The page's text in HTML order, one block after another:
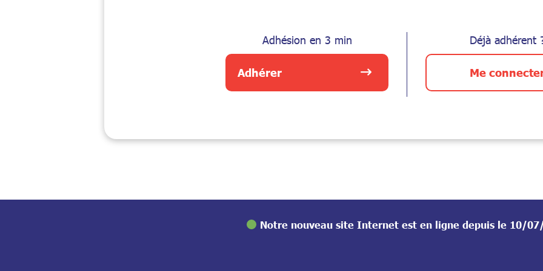
Adhésion en 3 min
Adhérer
Déjà adhérent
Me
Notre nouveau site Internet est en ligne depuis le 10/